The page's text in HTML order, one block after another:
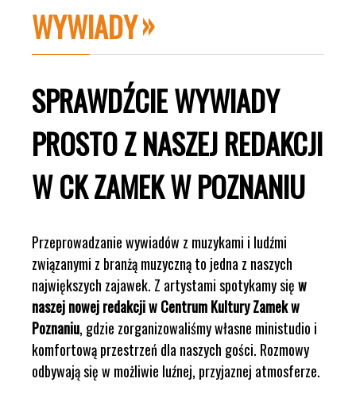
WYWIADY
SPRAWDŹCIE WYWIADY
PROSTO Z NASZEJ REDAKCJI
W CK ZAMEK W POZNANIU
Przeprowadzanie wywiadów z muzykami i ludźmi
związanymi z branżą muzyczną to jedna z naszych
największych zajawek. Z artystami spotykamy sięw
naszej nowej redakcji w Centrum Kultury Zamek w
Poznaniu, gdzie zorganizowaliśmy własne ministudio i
komfortową przestrzeń dla naszych gości. Rozmowy
odbywają się w możliwie luźnej, przyjaznej atmosferze.